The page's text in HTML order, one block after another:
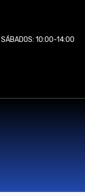
10:00-14:00